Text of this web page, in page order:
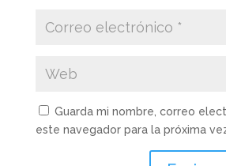
Guarda mi nombre, correo
este navegador para la próxima